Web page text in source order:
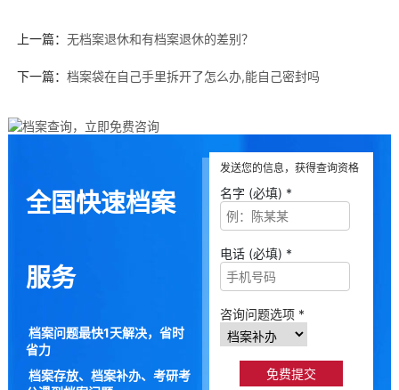
上一篇： 无档案退休和有档案退休的差别？
下一篇： 档案袋在自己手里拆开了怎么办,能自己密封吗
全国快速档案
服务
档案问题最快1天解决，省时
省力
档案存放、档案补办、考研考
发送您的信息，获得查询资格
名字 (必填) *
电话 (必填) *
咨询问题选项 *